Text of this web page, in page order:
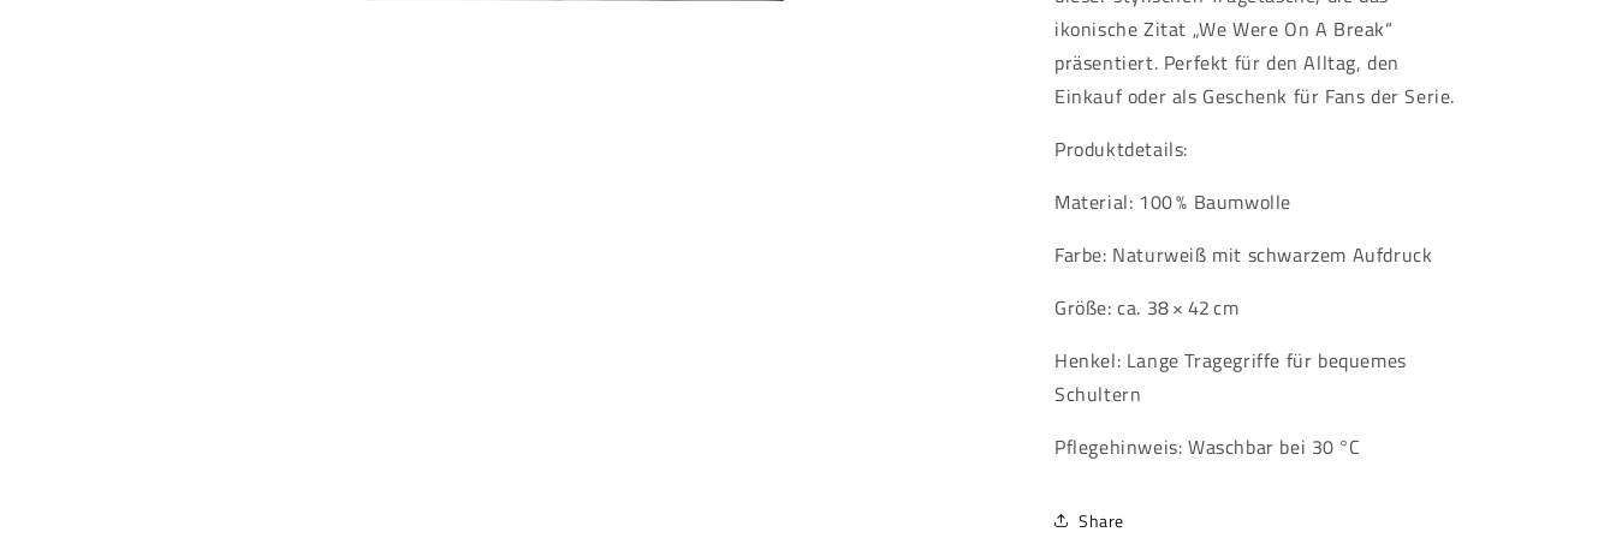
ikonische Zitat „We Were On A Break“
präsentiert. Perfekt für den Alltag, den
Einkauf oder als Geschenk für Fans der Serie.
Produktdetails:
Material: 100 % Baumwolle
Farbe: Naturweiß mit schwarzem Aufdruck
Größe:ca. 38 × 42 cm
Henkel: Lange Tragegriffe für bequemes
Schultern
Pflegehinweis: Waschbar bei 30 °C
Share